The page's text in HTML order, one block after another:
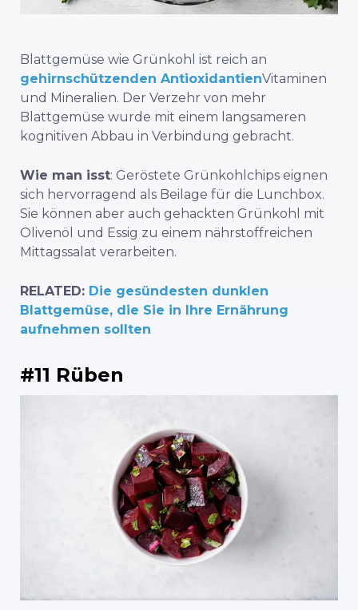
Blattgemüse wie Grünkohl ist reich an
gehirnschützenden AntioxidantienVitaminen
und Mineralien. Der Verzehr von mehr
Blattgemüse wurde mit einem langsameren
kognitiven Abbau in Verbindung gebracht.
Wie man isst: Geröstete Grünkohlchips eignen
sich hervorragend als Beilage für die Lunchbox.
Sie können aber auch gehackten Grünkohl mit
Olivenöl und Essig zu einem nährstoffreichen
Mittagssalat verarbeiten.
RELATED: Die gesündesten dunklen
Blattgemüse, die Sie in Ihre Ernährung
aufnehmen sollten
#11 Rüben